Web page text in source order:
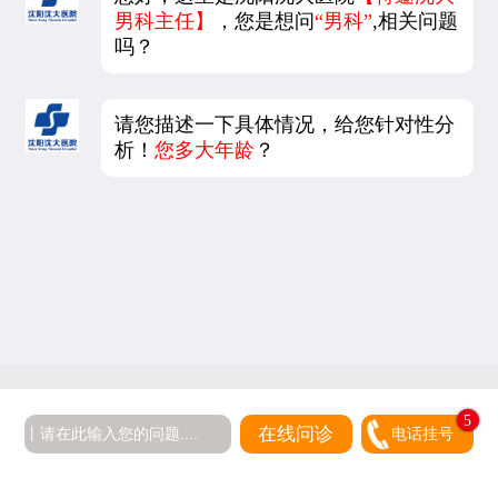
男科主任】
，您是想问“男科”,相关问题
吗？
请您描述一下具体情况，给您针对性分
析！您多大年龄 ？
在线问诊 电话挂号
5